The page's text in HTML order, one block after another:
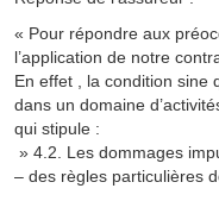
« Pour répondre aux
l’application de notre
En effet , la condition sine
dans un domaine
qui stipule :
» 4.2. Les dommages
– des règles particulières